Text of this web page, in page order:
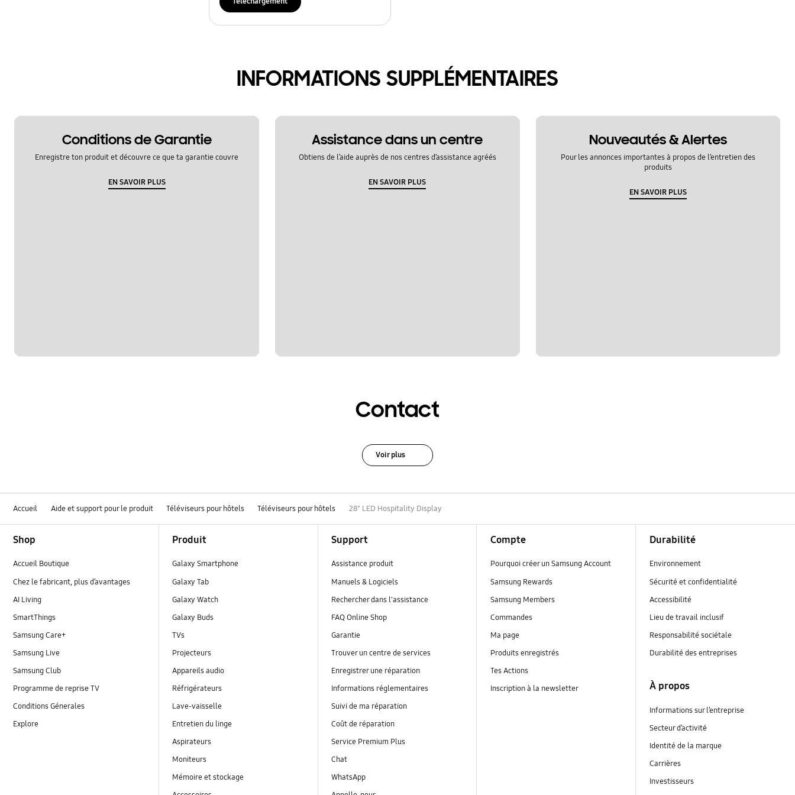
INFORMATIONS SUPPLÉMENTAIRES
Conditions de Garantie
Enregistre ton produit et découvre ce que ta garantie couvre
EN SAVOIR PLUS
Assistance dans un centre
Obtiens de l’aide auprès de nos centres d’assistance agréés
EN SAVOIR PLUS
Nouveautés & Alertes
Pour les annonces importantes à propos de l’entretien des
produits
EN SAVOIR PLUS
Contact
Voir plus
Accueil Aide et support pour le produit Téléviseurs pour hôtels Téléviseurs pour hôtels 28" LED Hospitality Display
Shop
Accueil Boutique
Chez le fabricant, plus d’avantages
AI Living
SmartThings
Samsung Care+
Samsung Live
Samsung Club
Programme de reprise TV
Conditions Génerales
Explore
Produit
Galaxy Smartphone
Galaxy Tab
Galaxy Watch
Galaxy Buds
TVs
Projecteurs
Appareils audio
Réfrigérateurs
Lave-vaisselle
Entretien du linge
Aspirateurs
Moniteurs
Mémoire et stockage
Support
Assistance produit
Manuels & Logiciels
Rechercher dans l'assistance
FAQ Online Shop
Garantie
Trouver un centre de services
Enregistrer une réparation
Informations réglementaires
Suivi de ma réparation
Coût de réparation
Service Premium Plus
Chat
WhatsApp
Compte
Pourquoi créer un Samsung Account
Samsung Rewards
Samsung Members
Commandes
Ma page
Produits enregistrés
Tes Actions
Inscription à la newsletter
Durabilité
Environnement
Sécurité et confidentialité
Accessibilité
Lieu de travail inclusif
Responsabilité sociétale
Durabilité des entreprises
À propos
Informations sur l’entreprise
Secteur d’activité
Identité de la marque
Carrières
Investisseurs